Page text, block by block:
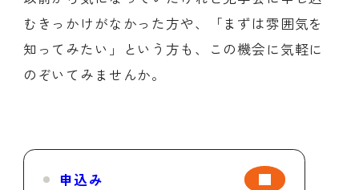
むきっかけがなかった方や、「まずは雰囲気を
知ってみたい」という方も、この機会に気軽に
のぞいてみませんか。
申込み